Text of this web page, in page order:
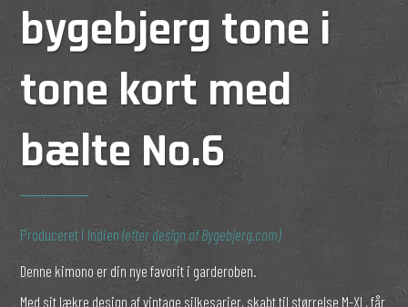
bygebjerg tone i
tone kort med
bælte No.6
Produceret i Indien(efter design af Bygebjerg.com)
Denne kimono er din nye favorit i garderoben.
Med sit lækre design af vintage silkesarier, skabt til størrelse M-XL, får